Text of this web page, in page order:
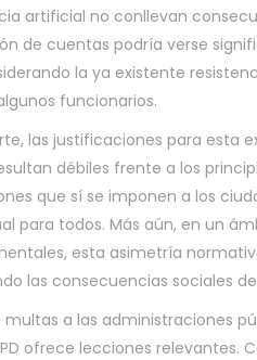
artificial no conllevan
de cuentas podría verse
la ya existente
funcionarios.
las justificaciones para esta
débiles frente a los
que sí se imponen a los
para todos. Más aún, en un
esta asimetría
las consecuencias sociales
a las administraciones
ofrece lecciones